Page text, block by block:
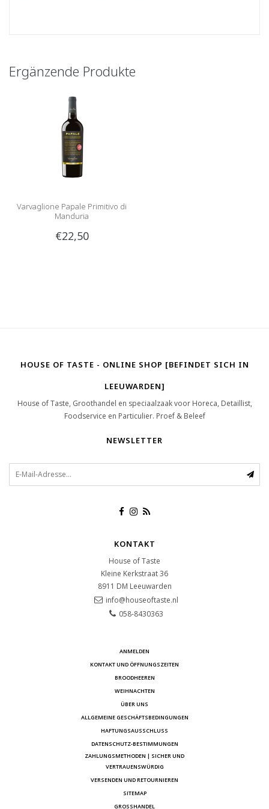
Ergänzende Produkte
Varvaglione Papale Primitivo di
Manduria
€22,50
HOUSE OF TASTE - ONLINE SHOP [BEFINDET SICH IN
LEEUWARDEN]
House of Taste, Groothandel en speciaalzaak voor Horeca, Detaillist,
Foodservice en Particulier. Proef & Beleef
NEWSLETTER
KONTAKT
House of Taste
Kleine Kerkstraat 36
8911 DM Leeuwarden
info@houseoftaste.nl
058-8430363
ANMELDEN
KONTAKT UND ÖFFNUNGSZEITEN
BROODHEEREN
WEIHNACHTEN
ÜBER UNS
ALLGEMEINE GESCHÄFTSBEDINGUNGEN
HAFTUNGSAUSSCHLUSS
DATENSCHUTZ-BESTIMMUNGEN
ZAHLUNGSMETHODEN | SICHER UND
VERTRAUENSWÜRDIG
VERSENDEN UND RETOURNIEREN
SITEMAP
GROSSHANDEL